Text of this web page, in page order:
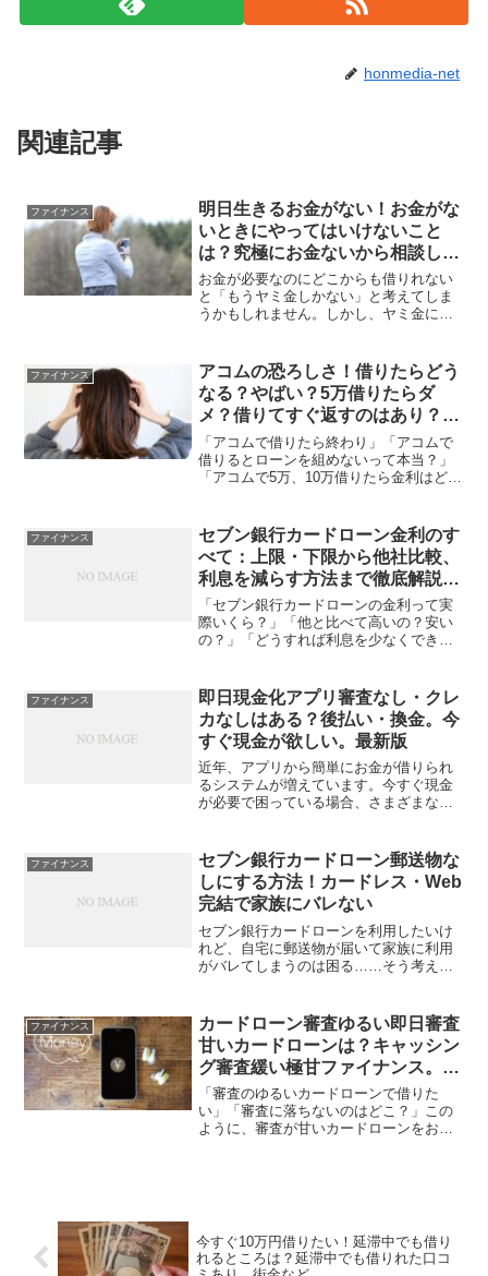
honmedia-net
関連記事
ファイナンス
明日生きるお金がない！お金がな
いときにやってはいけないこと
は？究極にお金ないから相談した
い
お金が必要なのにどこからも借りれない
と「もうヤミ金しかない」と考えてしま
うかもしれません。しかし、ヤミ金に手
必要なのにどこからも借りれない時にや
るべきことや、ブラックリ...
ファイナンス
アコムの恐ろしさ！借りたらどう
なる？やばい？5万借りたらダ
メ？借りてすぐ返すのはあり？バ
レる？知恵袋など
「アコムで借りたら終わり」「アコムで
借りるとローンを組めないって本当？」
「アコムで5万、10万借りたら金利はどう
名度が高く初めての借入に人気の大手消
費者金融です。しかし...
ファイナンス
セブン銀行カードローン金利のす
べて：上限・下限から他社比較、
利息を減らす方法まで徹底解説。
50万円など
「セブン銀行カードローンの金利って実
際いくら？」「他と比べて高いの？安い
の？」「どうすれば利息を少なくでき
るのが金利ではないでしょうか。金利
は、借り入れたお金に対して支...
ファイナンス
即日現金化アプリ審査なし・クレ
カなしはある？後払い・換金。今
すぐ現金が欲しい。最新版
近年、アプリから簡単にお金が借りられ
るシステムが増えています。今すぐ現金
が必要で困っている場合、さまざまなア
リスクの高いアプリもあるため、注意が
必要です。本記事では、安...
ファイナンス
セブン銀行カードローン郵送物な
しにする方法！カードレス・Web
完結で家族にバレない
セブン銀行カードローンを利用したいけ
れど、自宅に郵送物が届いて家族に利用
がバレてしまうのは困る……そう考えて
は、特定の利用方法を選べば、原則とし
て郵送物をなしにできます...
ファイナンス
カードローン審査ゆるい即日審査
甘いカードローンは？キャッシン
グ審査緩い極甘ファイナンス。イ
オン銀行カードローンなど
「審査のゆるいカードローンで借りた
い」「審査に落ちないのはどこ？」この
ように、審査が甘いカードローンをお探
今すぐ10万円借りたい！延滞中でも借り
れるところは？延滞中でも借りれた口コ